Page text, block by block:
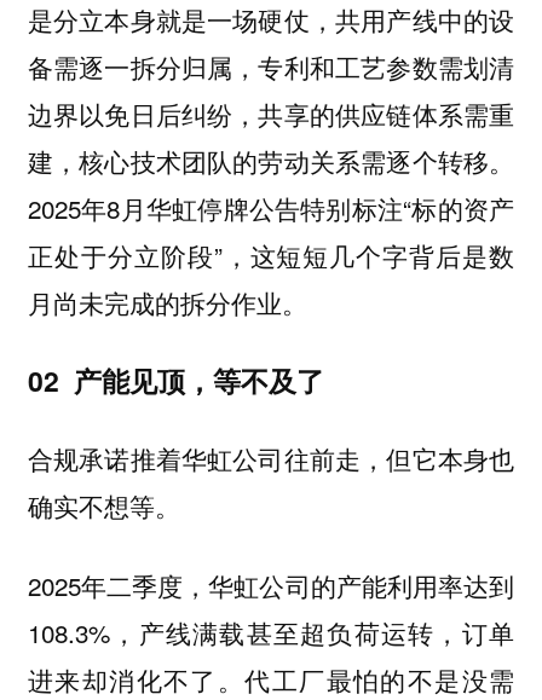
是分立本身就是一场硬仗，共用产线中的设
备需逐一拆分归属，专利和工艺参数需划清
边界以免日后纠纷，共享的供应链体系需重
建，核心技术团队的劳动关系需逐个转移。
2025年8月华虹停牌公告特别标注“标的资产
正处于分立阶段”，这短短几个字背后是数
月尚未完成的拆分作业。
02 产能见顶，等不及了
合规承诺推着华虹公司往前走，但它本身也
确实不想等。
2025年二季度，华虹公司的产能利用率达到
108.3%，产线满载甚至超负荷运转，订单
进来却消化不了。代工厂最怕的不是没需